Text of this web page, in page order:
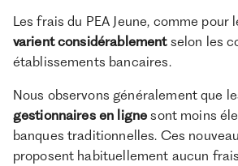
Les frais du PEA Jeune, comme pour
varient considérablement selon les
établissements bancaires.
Nous observons généralement que
gestionnaires en ligne sont moins
banques traditionnelles. Ces
proposent habituellement aucun